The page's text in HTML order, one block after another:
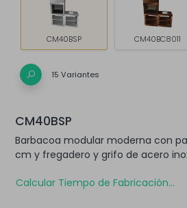
CM40BSP CM40BC8011
15 Variantes
CM40BSP
Barbacoa modular moderna con
cm y fregadero y grifo de acero
Calcular Tiempo de Fabricación...